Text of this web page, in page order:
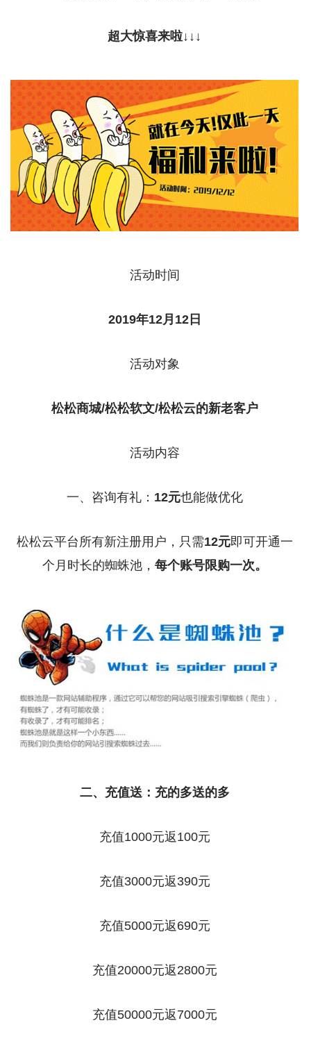
超大惊喜来啦↓↓↓
活动时间
2019年12月12日
活动对象
松松商城/松松软文/松松云的新老客户
活动内容
一、咨询有礼： 12元也能做优化
松松云平台所有新注册用户，只需12元即可开通一
个月时长的蜘蛛池， 每个账号限购一次。
二、充值送：充的多送的多
充值1000元返100元
充值3000元返390元
充值5000元返690元
充值20000元返2800元
充值50000元返7000元